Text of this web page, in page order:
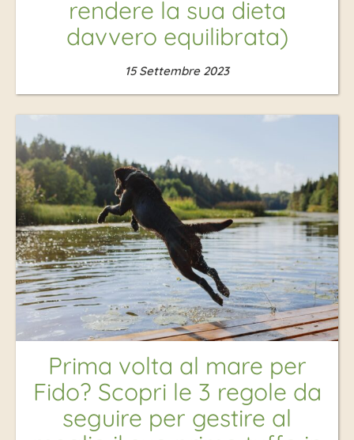
rendere la sua dieta
davvero equilibrata)
15 Settembre 2023
Prima volta al mare per
Fido? Scopri le 3 regole da
seguire per gestire al